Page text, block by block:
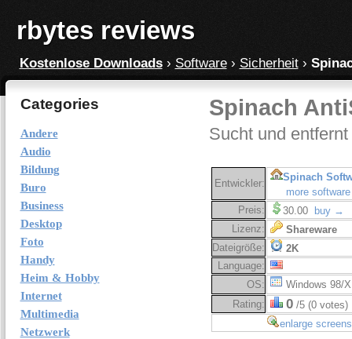
rbytes reviews
Kostenlose Downloads› Software› Sicherheit›
Categories
Andere
Audio
Bildung
Buro
Business
Desktop
Foto
Handy
Heim & Hobby
Internet
Multimedia
Netzwerk
Spinach
Sucht und
Entwickler:
Spinach
more
Preis:
30.00
buy →
Lizenz:
Shareware
Dateigröße:
2K
Language:
OS:
Windows 98/
Rating:
0/5 (0 votes)
enlarge